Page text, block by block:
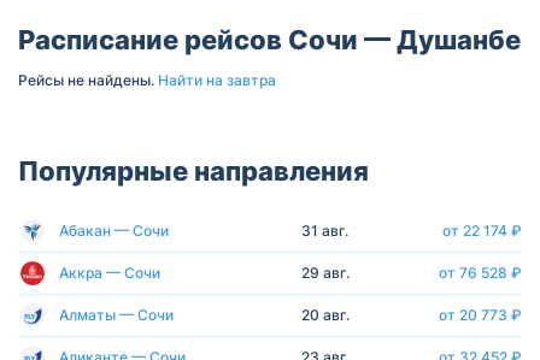
Расписание рейсов Сочи — Душанбе
Рейсы не найдены. Найти на завтра
Популярные направления
Абакан — Сочи 31 авг. от 22 174 ₽
Аккра — Сочи 29 авг. от 76 528 ₽
Алматы — Сочи 20 авг. от 20 773 ₽